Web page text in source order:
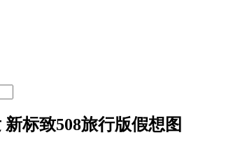
标致508旅行版假想图